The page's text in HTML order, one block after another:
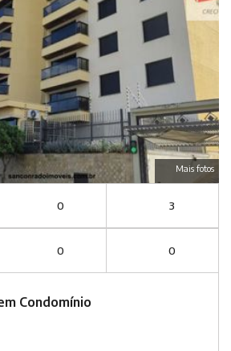
Mais fotos
0 3
0 0
Condomínio